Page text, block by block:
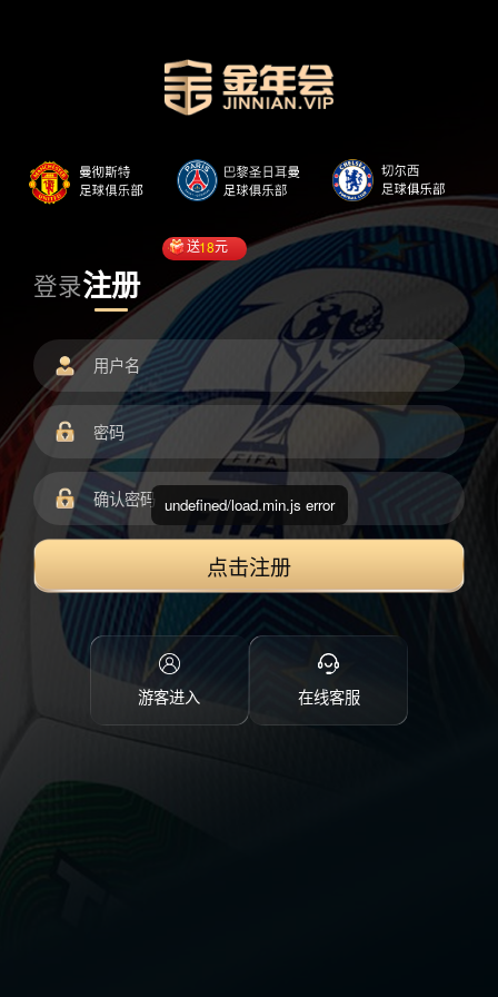
登录注册
送18元
点击注册
游客进入 在线客服
undefined/load.min.js error